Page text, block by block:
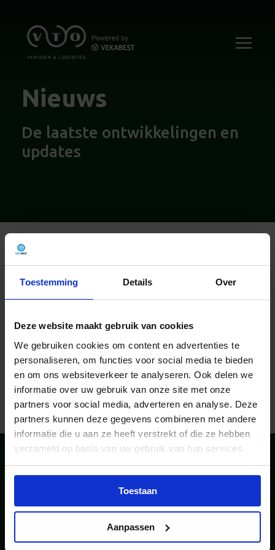
Toestemming Details Over
Deze website maakt gebruik van cookies
We gebruiken cookies om content en advertenties te
personaliseren, om functies voor social media te bieden
en om ons websiteverkeer te analyseren. Ook delen we
informatie over uw gebruik van onze site met onze
partners voor social media, adverteren en analyse. Deze
partners kunnen deze gegevens combineren met andere
informatie die u aan ze heeft verstrekt of die ze hebben
verzameld op basis van uw gebruik van hun services.
Toestaan
Aanpassen
Nieuws
De laatste ontwikkelingen en
updates
Naar nieuwsoverzicht
Oefenexamens
Vrachtauto
10-10-2025
Bezoekadres
De Dieze 22
5684 PT Best
Postadres
Postbus 221
5680 AE Best
+31 (0)40 - 214 00 80